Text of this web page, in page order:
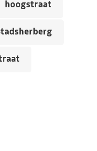
hoogstraat